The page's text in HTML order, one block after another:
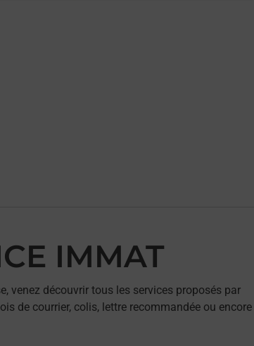
IMMAT
venez découvrir tous les services proposés par
de courrier, colis, lettre recommandée ou encore